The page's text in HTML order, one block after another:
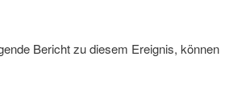
Bericht zu diesem Ereignis, können